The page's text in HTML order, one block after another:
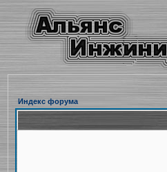
Индекс форума